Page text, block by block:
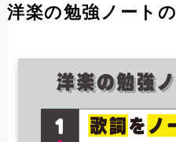
洋楽の勉強ノート